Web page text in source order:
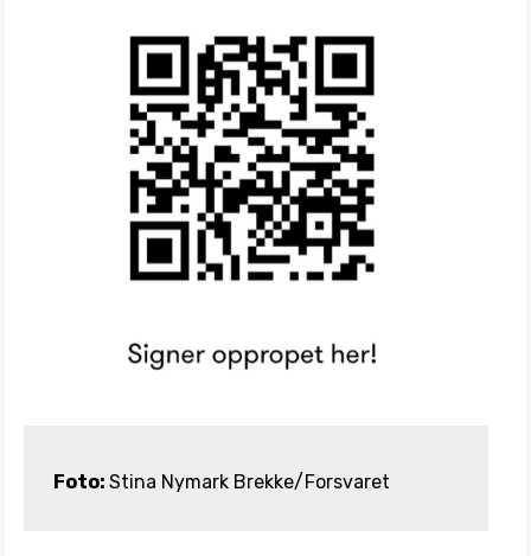
Foto: Stina Nymark Brekke/Forsvaret